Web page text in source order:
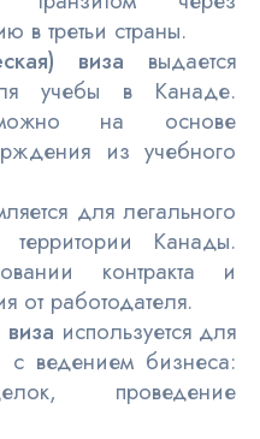
в третьи страны.
виза выдается
учебы в Канаде.
на основе
из учебного
для легального
территории Канады.
контракта и
от работодателя.
используется для
с ведением бизнеса:
проведение